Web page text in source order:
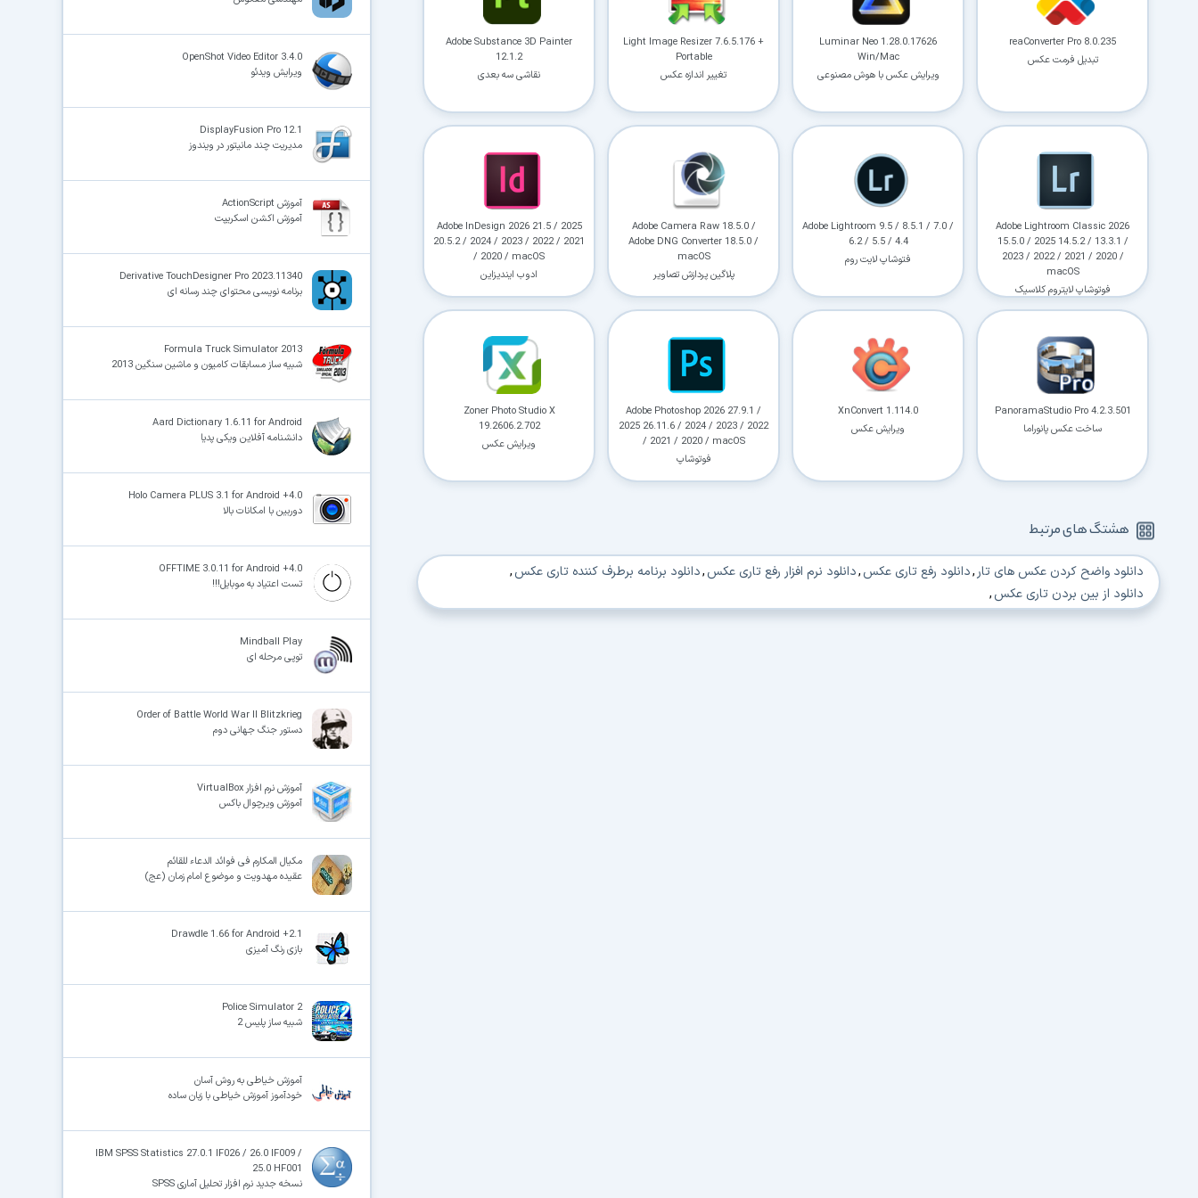
reaConverter Pro 8.0.235
تبدیل فرمت عکس
Luminar Neo 1.28.0.17626
Win/Mac
ویرایش عکس با هوش مصنوعی
Light Image Resizer 7.6.5.176 +
Portable
تغییر اندازه عکس
Adobe Substance 3D Painter
12.1.2
نقاشی سه بعدی
Adobe Lightroom Classic 2026
15.5.0 / 2025 14.5.2 / 13.3.1 /
2023 / 2022 / 2021 / 2020 /
macOS
فوتوشاپ لایتروم کلاسیک
Adobe Lightroom 9.5 / 8.5.1 / 7.0 /
6.2 / 5.5 / 4.4
فتوشاپ لایت روم
Adobe Camera Raw 18.5.0 /
Adobe DNG Converter 18.5.0 /
macOS
پلاگین پردازش تصاویر
Adobe InDesign 2026 21.5 / 2025
20.5.2 / 2024 / 2023 / 2022 / 2021
/ 2020 / macOS
ادوب ایندیزاین
PanoramaStudio Pro 4.2.3.501
ساخت عکس پانوراما
XnConvert 1.114.0
ویرایش عکس
Adobe Photoshop 2026 27.9.1 /
2025 26.11.6 / 2024 / 2023 / 2022
/ 2021 / 2020 / macOS
فوتوشاپ
Zoner Photo Studio X
19.2606.2.702
ویرایش عکس
هشتگ های مرتبط
دانلود واضح کردن عکس های تار ,دانلود رفع تاری عکس,دانلود نرم افزار رفع تاری عکس,دانلود برنامه برطرف کننده تاری عکس,
دانلود از بین بردن تاری عکس,
OpenShot Video Editor 3.4.0
ویرایش ویدئو
DisplayFusion Pro 12.1
مدیریت چند مانیتور در ویندوز
آموزش ActionScript
آموزش اکشن اسکریپت
Derivative TouchDesigner Pro 2023.11340
برنامه نویسی محتوای چند رسانه ای
Formula Truck Simulator 2013
شبیه ساز مسابقات کامیون و ماشین سنگین 2013
Aard Dictionary 1.6.11 for Android
دانشنامه آفلاین ویکی پدیا
Holo Camera PLUS 3.1 for Android +4.0
دوربین با امکانات بالا
OFFTIME 3.0.11 for Android +4.0
تست اعتیاد به موبایل!!!
Mindball Play
توپی مرحله ای
Order of Battle World War II Blitzkrieg
دستور جنگ جهانی دوم
آموزش نرم افزار VirtualBox
آموزش ویرچوال باکس
مکیال المکارم فی فوائد الدعاء للقائم
عقیده مهدویت و موضوع امام زمان (عج)
Drawdle 1.66 for Android +2.1
بازی رنگ آمیزی
Police Simulator 2
شبیه ساز پلیس 2
آموزش خیاطی به روش آسان
خودآموز آموزش خیاطی با زبان ساده
IBM SPSS Statistics 27.0.1 IF026 / 26.0 IF009 /
25.0 HF001
نسخه جدید نرم افزار تحلیل آماری SPSS
دانلود فوری و بی‌معطلی:حذف کامل صف و زمان انتظار برای تمام فایل‌ها
✓ حداکثر سرعت پهنای باند: استفاده از تمام سرعت اینترنت با ۳۲ کانکشن
ثبات دانلود (Resume): ادامه دانلود پس از قطع اینترنت و دانلود موازی چند فایل
آرشیو کامل نسخه‌ها:دسترسی به تمام نسخه‌های قدیمی نرم‌افزارها
⚡ ارتقا به حساب VIP و دانلود فوری
فقط کمتر از روزی 1,093 تومان
قبلاً عضو شدم — ورود به حساب کاربری